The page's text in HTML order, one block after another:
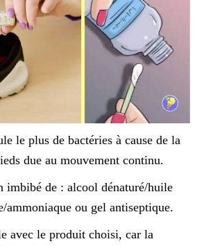
le plus de bactéries à cause de la
due au mouvement continu.
imbibé de : alcool dénaturé/huile
ammoniaque ou gel antiseptique.
avec le produit choisi, car la